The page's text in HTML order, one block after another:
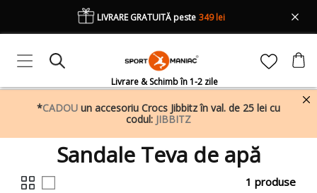
Livrare & Schimb în 1-2 zile
LIVRARE GRATUITĂ peste 349 lei
*CADOU un accesoriu Crocs Jibbitz în val. de 25 lei cu
codul: JIBBITZ
Sandale Teva de apă
1 produse